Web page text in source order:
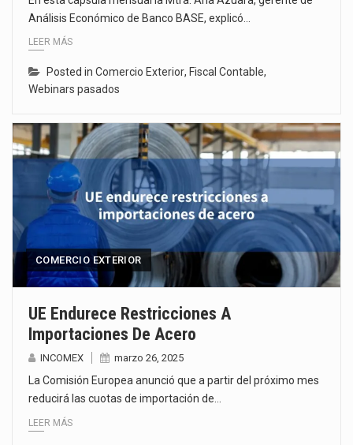
Análisis Económico de Banco BASE, explicó…
LEER MÁS
Posted in Comercio Exterior, Fiscal Contable,
Webinars pasados
COMERCIO EXTERIOR
UE Endurece Restricciones A
Importaciones De Acero
INCOMEX marzo 26, 2025
La Comisión Europea anunció que a partir del próximo mes
reducirá las cuotas de importación de…
LEER MÁS